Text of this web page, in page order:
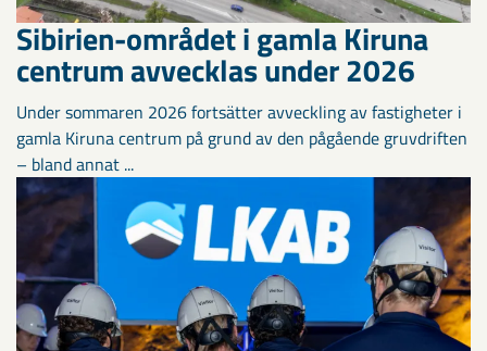
Sibirien-området i gamla Kiruna
centrum avvecklas under 2026
Under sommaren 2026 fortsätter avveckling av fastigheter i
gamla Kiruna centrum på grund av den pågående gruvdriften
– bland annat ...